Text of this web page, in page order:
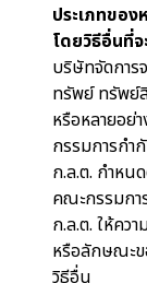
ประเภทขอ
โดยวิธีอื่นที่จ
บริษัทจัดการ
ทรัพย์ ทรัพย์
หรือหลายอย่
กรรมการกำ
ก.ล.ต. กำหน
คณะกรรมกา
ก.ล.ต. ให้คว
หรือลักษณะ
วิธีอื่น